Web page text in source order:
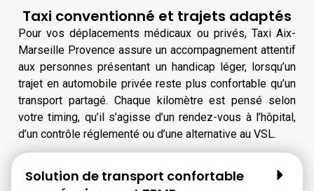
Taxi conventionné et trajets adaptés
Pour vos déplacements médicaux ou privés, Taxi Aix-
Marseille Provence assure un accompagnement attentif
aux personnes présentant un handicap léger, lorsqu’un
trajet en automobile privée reste plus confortable qu’un
transport partagé. Chaque kilomètre est pensé selon
votre timing, qu’il s’agisse d’un rendez-vous à l’hôpital,
d’un contrôle réglementé ou d’une alternative au VSL.
Solution de transport confortable